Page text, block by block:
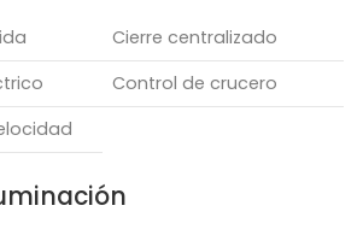
Cierre centralizado
Control de crucero